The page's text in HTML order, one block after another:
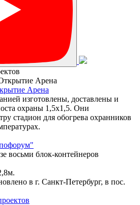
Арена
изготовлены, доставлены и
охраны 1,5х1,5. Они
стадион для обогрева охранников
восьми блок-контейнеров
в г. Санкт-Петербург, в пос.